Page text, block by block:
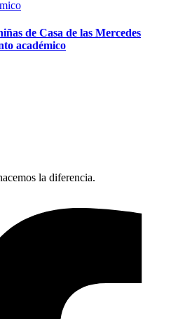
de Casa de las Mercedes
académico
la diferencia.